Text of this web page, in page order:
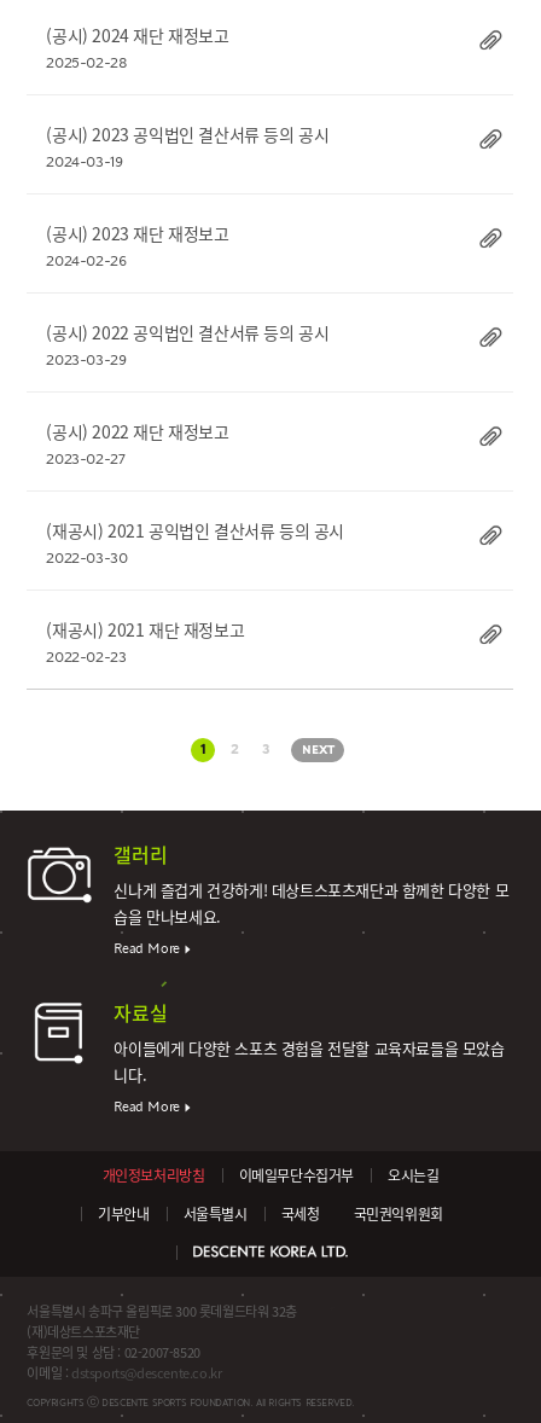
(공시) 2024 재단 재정보고
2025-02-28
(공시) 2023 공익법인 결산서류 등의 공시
2024-03-19
(공시) 2023 재단 재정보고
2024-02-26
(공시) 2022 공익법인 결산서류 등의 공시
2023-03-29
(공시) 2022 재단 재정보고
2023-02-27
(재공시) 2021 공익법인 결산서류 등의 공시
2022-03-30
(재공시) 2021 재단 재정보고
2022-02-23
1 2 3 NEXT
갤러리
신나게 즐겁게 건강하게! 데상트스포츠재단과 함께한 다양한 모
습을 만나보세요.
Read More
자료실
아이들에게 다양한 스포츠 경험을 전달할 교육자료들을 모았습
니다.
Read More
개인정보처리방침 이메일무단수집거부
오시는길
기부안내
서울특별시 국세청 국민권익위원회
서울특별시 송파구 올림픽로 300 롯데월드타워 32층
(재)데상트스포츠재단
후원문의 및 상담 : 02-2007-8520
이메일 : dstsports@descente.co.kr
COPYRIGHTS ⓒ DESCENTE SPORTS FOUNDATION. All RIGHTS RESERVED.